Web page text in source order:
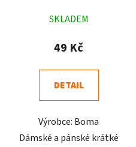
hodnocení
produktu
4,7
z
hvězdiček.
SKLADEM
49 Kč
DETAIL
Výrobce: Boma
Dámské a pánské krátké